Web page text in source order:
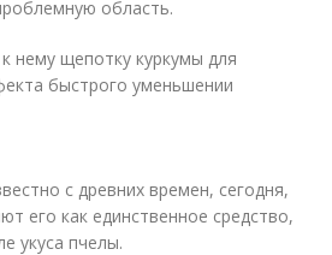
область.
нему щепотку куркумы для
быстрого уменьшении
с древних времен, сегодня,
его как единственное средство,
укуса пчелы.